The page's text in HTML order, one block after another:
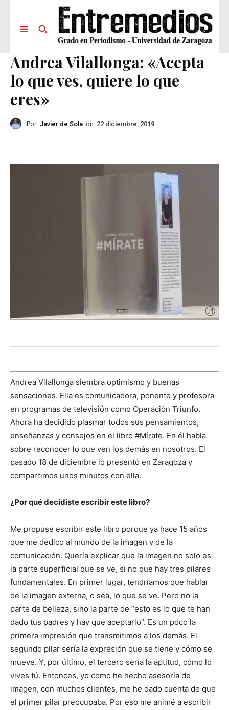
Andrea Vilallonga: «Acepta
lo que ves, quiere lo que
eres»
Por Javier de Sola on 22 diciembre, 2019
Andrea Vilallonga siembra optimismo y buenas
sensaciones. Ella es comunicadora, ponente y profesora
en programas de televisión como Operación Triunfo.
Ahora ha decidido plasmar todos sus pensamientos,
enseñanzas y consejos en el libro #Mírate. En él habla
sobre reconocer lo que ven los demás en nosotros. El
pasado 18 de diciembre lo presentó en Zaragoza y
compartimos unos minutos con ella.
¿Por qué decidiste escribir este libro?
Me propuse escribir este libro porque ya hace 15 años
que me dedico al mundo de la imagen y de la
comunicación. Quería explicar que la imagen no solo es
la parte superficial que se ve, si no que hay tres pilares
fundamentales. En primer lugar, tendríamos que hablar
de la imagen externa, o sea, lo que se ve. Pero no la
parte de belleza, sino la parte de “esto es lo que te han
dado tus padres y hay que aceptarlo”. Es un poco la
primera impresión que transmitimos a los demás. El
segundo pilar sería la expresión que se tiene y cómo se
mueve. Y, por último, el tercero sería la aptitud, cómo lo
vives tú. Entonces, yo como he hecho asesoría de
imagen, con muchos clientes, me he dado cuenta de que
el primer pilar preocupaba. Por eso me animé a escribir